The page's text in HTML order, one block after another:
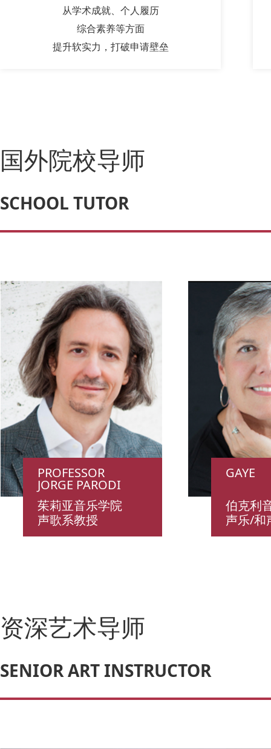
从学术成就、个人履历
综合素养等方面
提升软实力，打破申请壁垒
国外院校导师
SCHOOL TUTOR
PROFESSOR
JORGE PARODI
茱莉亚音乐学院
声歌系教授
GAYE
伯克利
声乐/和
资深艺术导师
SENIOR ART INSTRUCTOR